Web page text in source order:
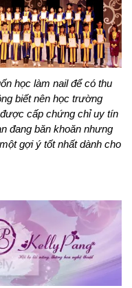
học làm nail để có thu
biết nên học trường
cấp chứng chỉ uy tín
đang băn khoăn nhưng
gợi ý tốt nhất dành cho